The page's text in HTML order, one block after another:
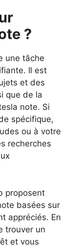
?
une tâche
Il est
et des
que de la
note. Si
spécifique,
ou à votre
recherches
proposent
basées sur
appréciés. En
trouver un
et vous